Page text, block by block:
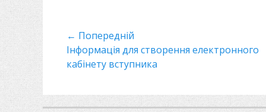
л
и
Навігація
записів
← Попередній
Минулий
пост
Інформація для створення електронного
кабінету вступника